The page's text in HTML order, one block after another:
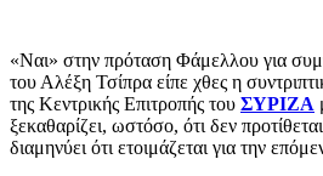
«Ναι» στην πρόταση Φάμελλου για
του Αλέξη Τσίπρα είπε χθες η
της Κεντρικής Επιτροπής του ΣΥΡΙΖΑ
ξεκαθαρίζει, ωστόσο, ότι δεν
διαμηνύει ότι ετοιμάζεται για την